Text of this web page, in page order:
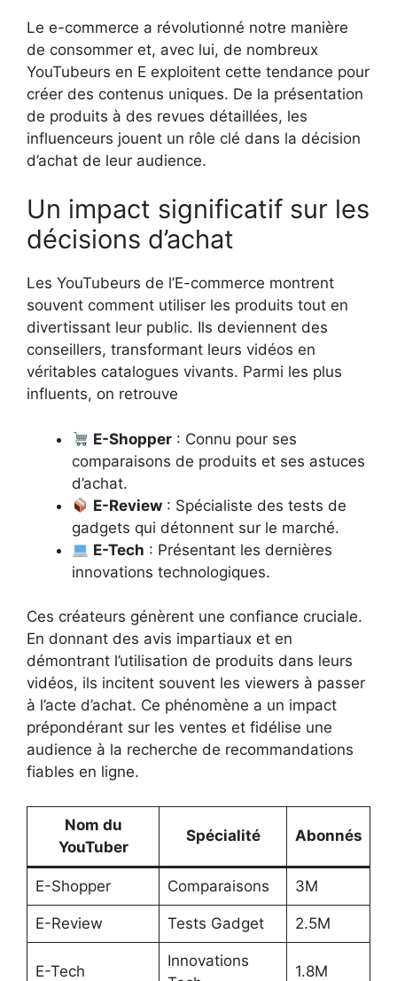
Le e-commerce a révolutionné notre manière
de consommer et, avec lui, de nombreux
YouTubeurs en E exploitent cette tendance pour
créer des contenus uniques. De la présentation
de produits à des revues détaillées, les
influenceurs jouent un rôle clé dans la décision
d’achat de leur audience.
Un impact significatif sur les
décisions d’achat
Les YouTubeurs de l’E-commerce montrent
souvent comment utiliser les produits tout en
divertissant leur public. Ils deviennent des
conseillers, transformant leurs vidéos en
véritables catalogues vivants. Parmi les plus
influents, on retrouve
E-Shopper : Connu pour ses
comparaisons de produits et ses astuces
d’achat.
E-Review : Spécialiste des tests de
gadgets qui détonnent sur le marché.
E-Tech : Présentant les dernières
innovations technologiques.
Ces créateurs génèrent une confiance cruciale.
En donnant des avis impartiaux et en
démontrant l’utilisation de produits dans leurs
vidéos, ils incitent souvent les viewers à passer
à l’acte d’achat. Ce phénomène a un impact
prépondérant sur les ventes et fidélise une
audience à la recherche de recommandations
fiables en ligne.
Nom du
YouTuber
Spécialité Abonnés
E-Shopper Comparaisons 3M
E-Review Tests Gadget 2.5M
E-Tech
Innovations
1.8M